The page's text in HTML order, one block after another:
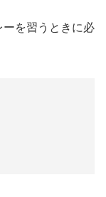
ーを習うときに必